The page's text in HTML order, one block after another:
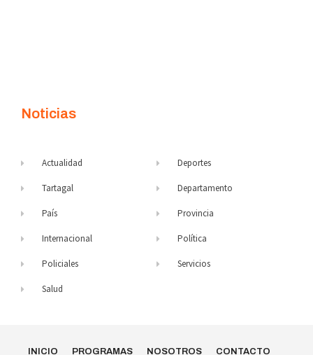
Noticias
Actualidad
Tartagal
País
Internacional
Policiales
Salud
Deportes
Departamento
Provincia
Política
Servicios
INICIO PROGRAMAS NOSOTROS CONTACTO